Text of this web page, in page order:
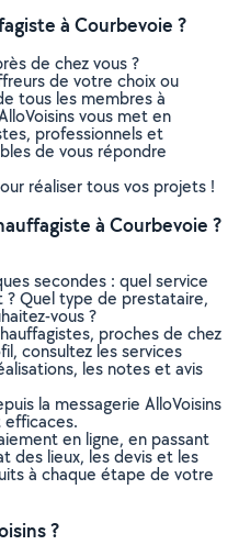
à Courbevoie ?
de chez vous ?
de votre choix ou
tous les membres à
vous met en
professionnels et
de vous répondre
réaliser tous vos projets !
à Courbevoie ?
secondes : quel service
? Quel type de prestataire,
vous ?
proches de chez
consultez les services
les notes et avis
la messagerie AlloVoisins
efficaces.
en ligne, en passant
des lieux, les devis et les
à chaque étape de votre
?